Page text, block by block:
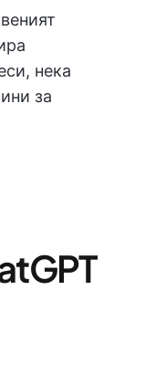
нека
за